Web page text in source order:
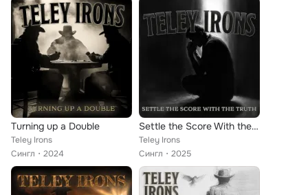
Turning up a Double
Teley Irons
Сингл
2024
Settle the Score With the Truth
Teley Irons
Сингл
2025